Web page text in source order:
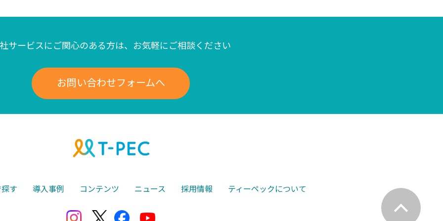
サービスにご関心のある方は、 お気軽にご相談ください
お問い合わせフォームへ
す 導入事例 コンテンツ ニュース 採用情報 ティーペックについて